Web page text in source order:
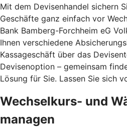
Mit dem Devisenhandel sichern
Geschäfte ganz einfach vor
Bank Bamberg-Forchheim eG
Ihnen verschiedene
Kassageschäft über das
Devisenoption – gemeinsam
Lösung für Sie. Lassen Sie sich
Wechselkurs- und
managen